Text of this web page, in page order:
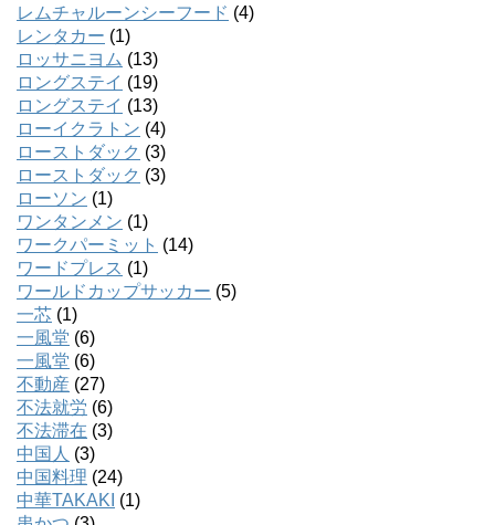
レムチャルーンシーフード (4)
レンタカー (1)
ロッサニヨム (13)
ロングステイ (19)
ロングステイ (13)
ローイクラトン (4)
ローストダック (3)
ローストダック (3)
ローソン (1)
ワンタンメン (1)
ワークパーミット (14)
ワードプレス (1)
ワールドカップサッカー (5)
一芯 (1)
一風堂 (6)
一風堂 (6)
不動産 (27)
不法就労 (6)
不法滞在 (3)
中国人 (3)
中国料理 (24)
中華TAKAKI (1)